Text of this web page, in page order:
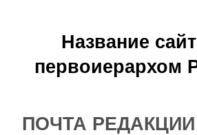
Название
первоиерархом
ПОЧТА РЕДАКЦИИ